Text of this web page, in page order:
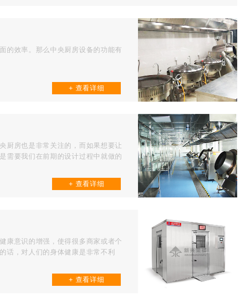
的效率。那么中央厨房设备的功能有
+ 查看详细
厨房也是非常关注的，而如果想要让
需要我们在前期的设计过程中就做的
+ 查看详细
康意识的增强，使得很多商家或者个
话，对人们的身体健康是非常不利
+ 查看详细